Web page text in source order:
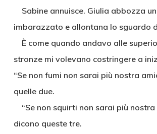
Sabine annuisce. Giulia abbozza
imbarazzato e allontana lo sguardo
È come quando andavo alle
stronze mi volevano costringere a
“Se non fumi non sarai più nostra
quelle due.
“Se non squirti non sarai più nostra
dicono queste tre.